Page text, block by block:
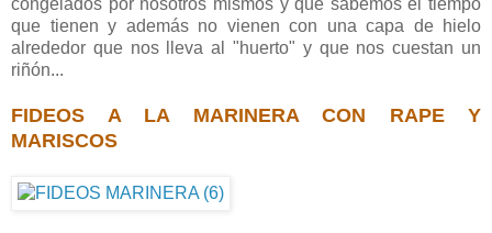
congelados por nosotros mismos y que sabemos el tiempo
que tienen y además no vienen con una capa de hielo
alrededor que nos lleva al "huerto" y que nos cuestan un
riñón...
FIDEOS A LA MARINERA CON RAPE Y
MARISCOS